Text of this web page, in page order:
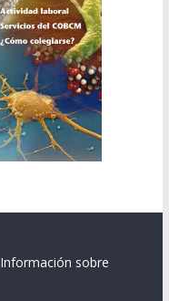
Información sobre